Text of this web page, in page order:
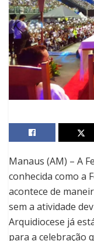
Manaus (AM) – A
conhecida como a
acontece de
sem a atividade
Arquidiocese já
para a celebração